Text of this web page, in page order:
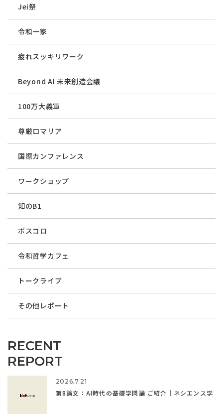
Jei祭
令和一家
疲れスッキリワーク
Beyond AI 未来創造会議
100万大義軍
尊厳ロマリア
国際カンファレンス
ワークショップ
知のB1
ポスコロ
令和哲学カフェ
トークライブ
その他レポート
RECENT
REPORT
2026.7.21
第8論文：AI時代の基礎学問論 ご紹介｜ネシエンス学